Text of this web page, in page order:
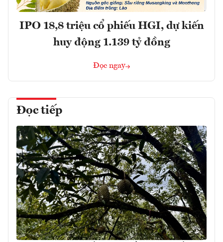
IPO 18,8 triệu cổ phiếu HGI, dự kiến
huy động 1.139 tỷ đồng
Đọc ngay
Đọc tiếp